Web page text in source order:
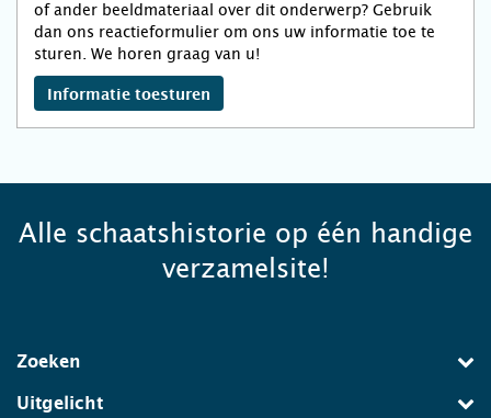
of ander beeldmateriaal over dit onderwerp? Gebruik
dan ons reactieformulier om ons uw informatie toe te
sturen. We horen graag van u!
Informatie toesturen
Alle schaatshistorie op één handige
verzamelsite!
Zoeken
Uitgelicht